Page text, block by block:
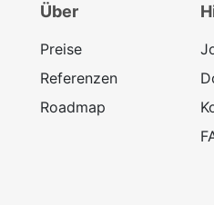
Über
Preise
Referenzen
Roadmap